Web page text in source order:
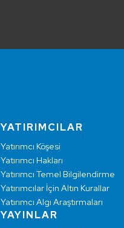
YATIRIMCILAR
Yatırımcı Köşesi
Yatırımcı Hakları
Yatırımcı Temel Bilgilendirme
Yatırımcılar İçin Altın Kurallar
Yatırımcı Algı Araştırmaları
YAYINLAR